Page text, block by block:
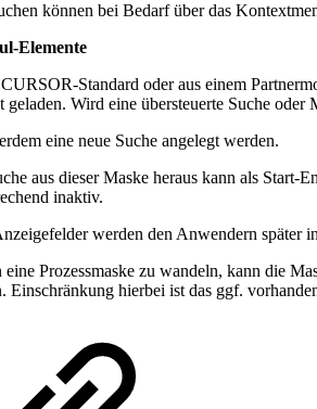
können bei Bedarf über das
Elemente
Standard oder aus einem
Wird eine übersteuerte Suche
eine neue Suche angelegt werden.
aus dieser Maske heraus kann als
inaktiv.
werden den Anwendern später
Prozessmaske zu wandeln, kann die
Einschränkung hierbei ist das ggf.